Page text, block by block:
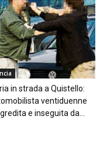
in strada a Quistello:
ventiduenne
e inseguita da...